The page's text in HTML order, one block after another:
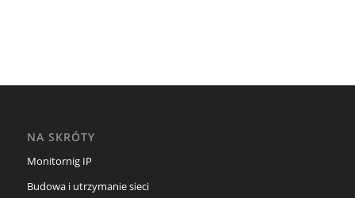
NA SKRÓTY
Monitornig IP
Budowa i utrzymanie sieci